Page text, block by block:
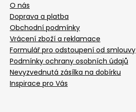
O nás
Doprava a platba
Obchodní podmínky
Vrácení zboží a reklamace
Formulář pro odstoupení od smlouvy
Podmínky ochrany osobních údajů
Nevyzvednutá zásílka na dobírku
Inspirace pro Vás